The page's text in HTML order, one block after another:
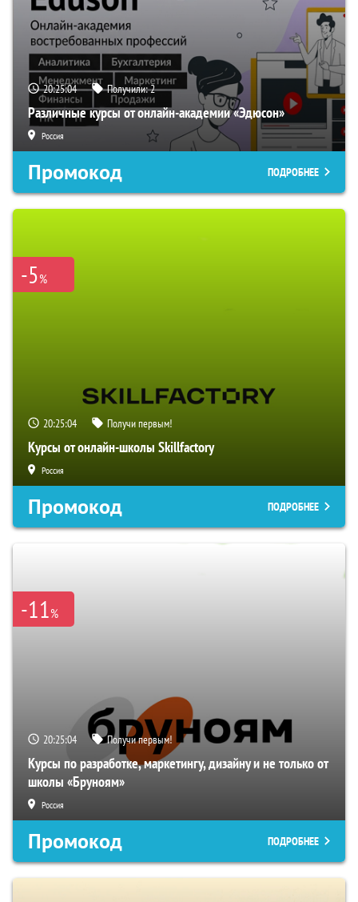
20:25:03 Получили:2
Различные курсы от онлайн-академии «Эдюсон»
Россия
Промокод ПОДРОБНЕЕ
-5%
20:25:03 Получи первым!
Курсы от онлайн-школы Skillfactory
Россия
Промокод ПОДРОБНЕЕ
-11%
20:25:03 Получи первым!
Курсы по разработке, маркетингу, дизайну и не только от
школы «Бруноям»
Россия
Промокод ПОДРОБНЕЕ